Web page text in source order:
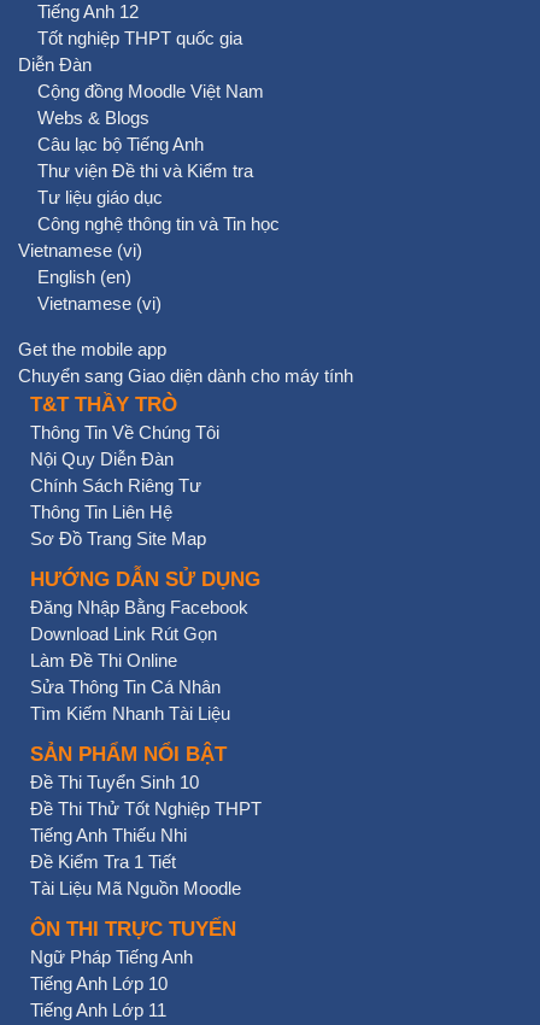
Tiếng Anh 12
Tốt nghiệp THPT quốc gia
Diễn Đàn
Cộng đồng Moodle Việt Nam
Webs & Blogs
Câu lạc bộ Tiếng Anh
Thư viện Đề thi và Kiểm tra
Tư liệu giáo dục
Công nghệ thông tin và Tin học
Vietnamese ‎(vi)‎
English ‎(en)‎
Vietnamese ‎(vi)‎
Get the mobile app
Chuyển sang Giao diện dành cho máy tính
T&T THẦY TRÒ
Thông Tin Về Chúng Tôi
Nội Quy Diễn Đàn
Chính Sách Riêng Tư
Thông Tin Liên Hệ
Sơ Đồ Trang Site Map
HƯỚNG DẪN SỬ DỤNG
Đăng Nhập Bằng Facebook
Download Link Rút Gọn
Làm Đề Thi Online
Sửa Thông Tin Cá Nhân
Tìm Kiếm Nhanh Tài Liệu
SẢN PHẨM NỔI BẬT
Đề Thi Tuyển Sinh 10
Đề Thi Thử Tốt Nghiệp THPT
Tiếng Anh Thiếu Nhi
Đề Kiểm Tra 1 Tiết
Tài Liệu Mã Nguồn Moodle
ÔN THI TRỰC TUYẾN
Ngữ Pháp Tiếng Anh
Tiếng Anh Lớp 10
Tiếng Anh Lớp 11